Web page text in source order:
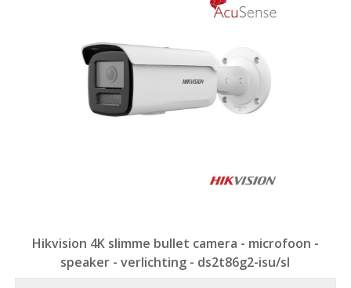
Hikvision 4K slimme bullet camera - microfoon -
speaker - verlichting - ds2t86g2-isu/sl